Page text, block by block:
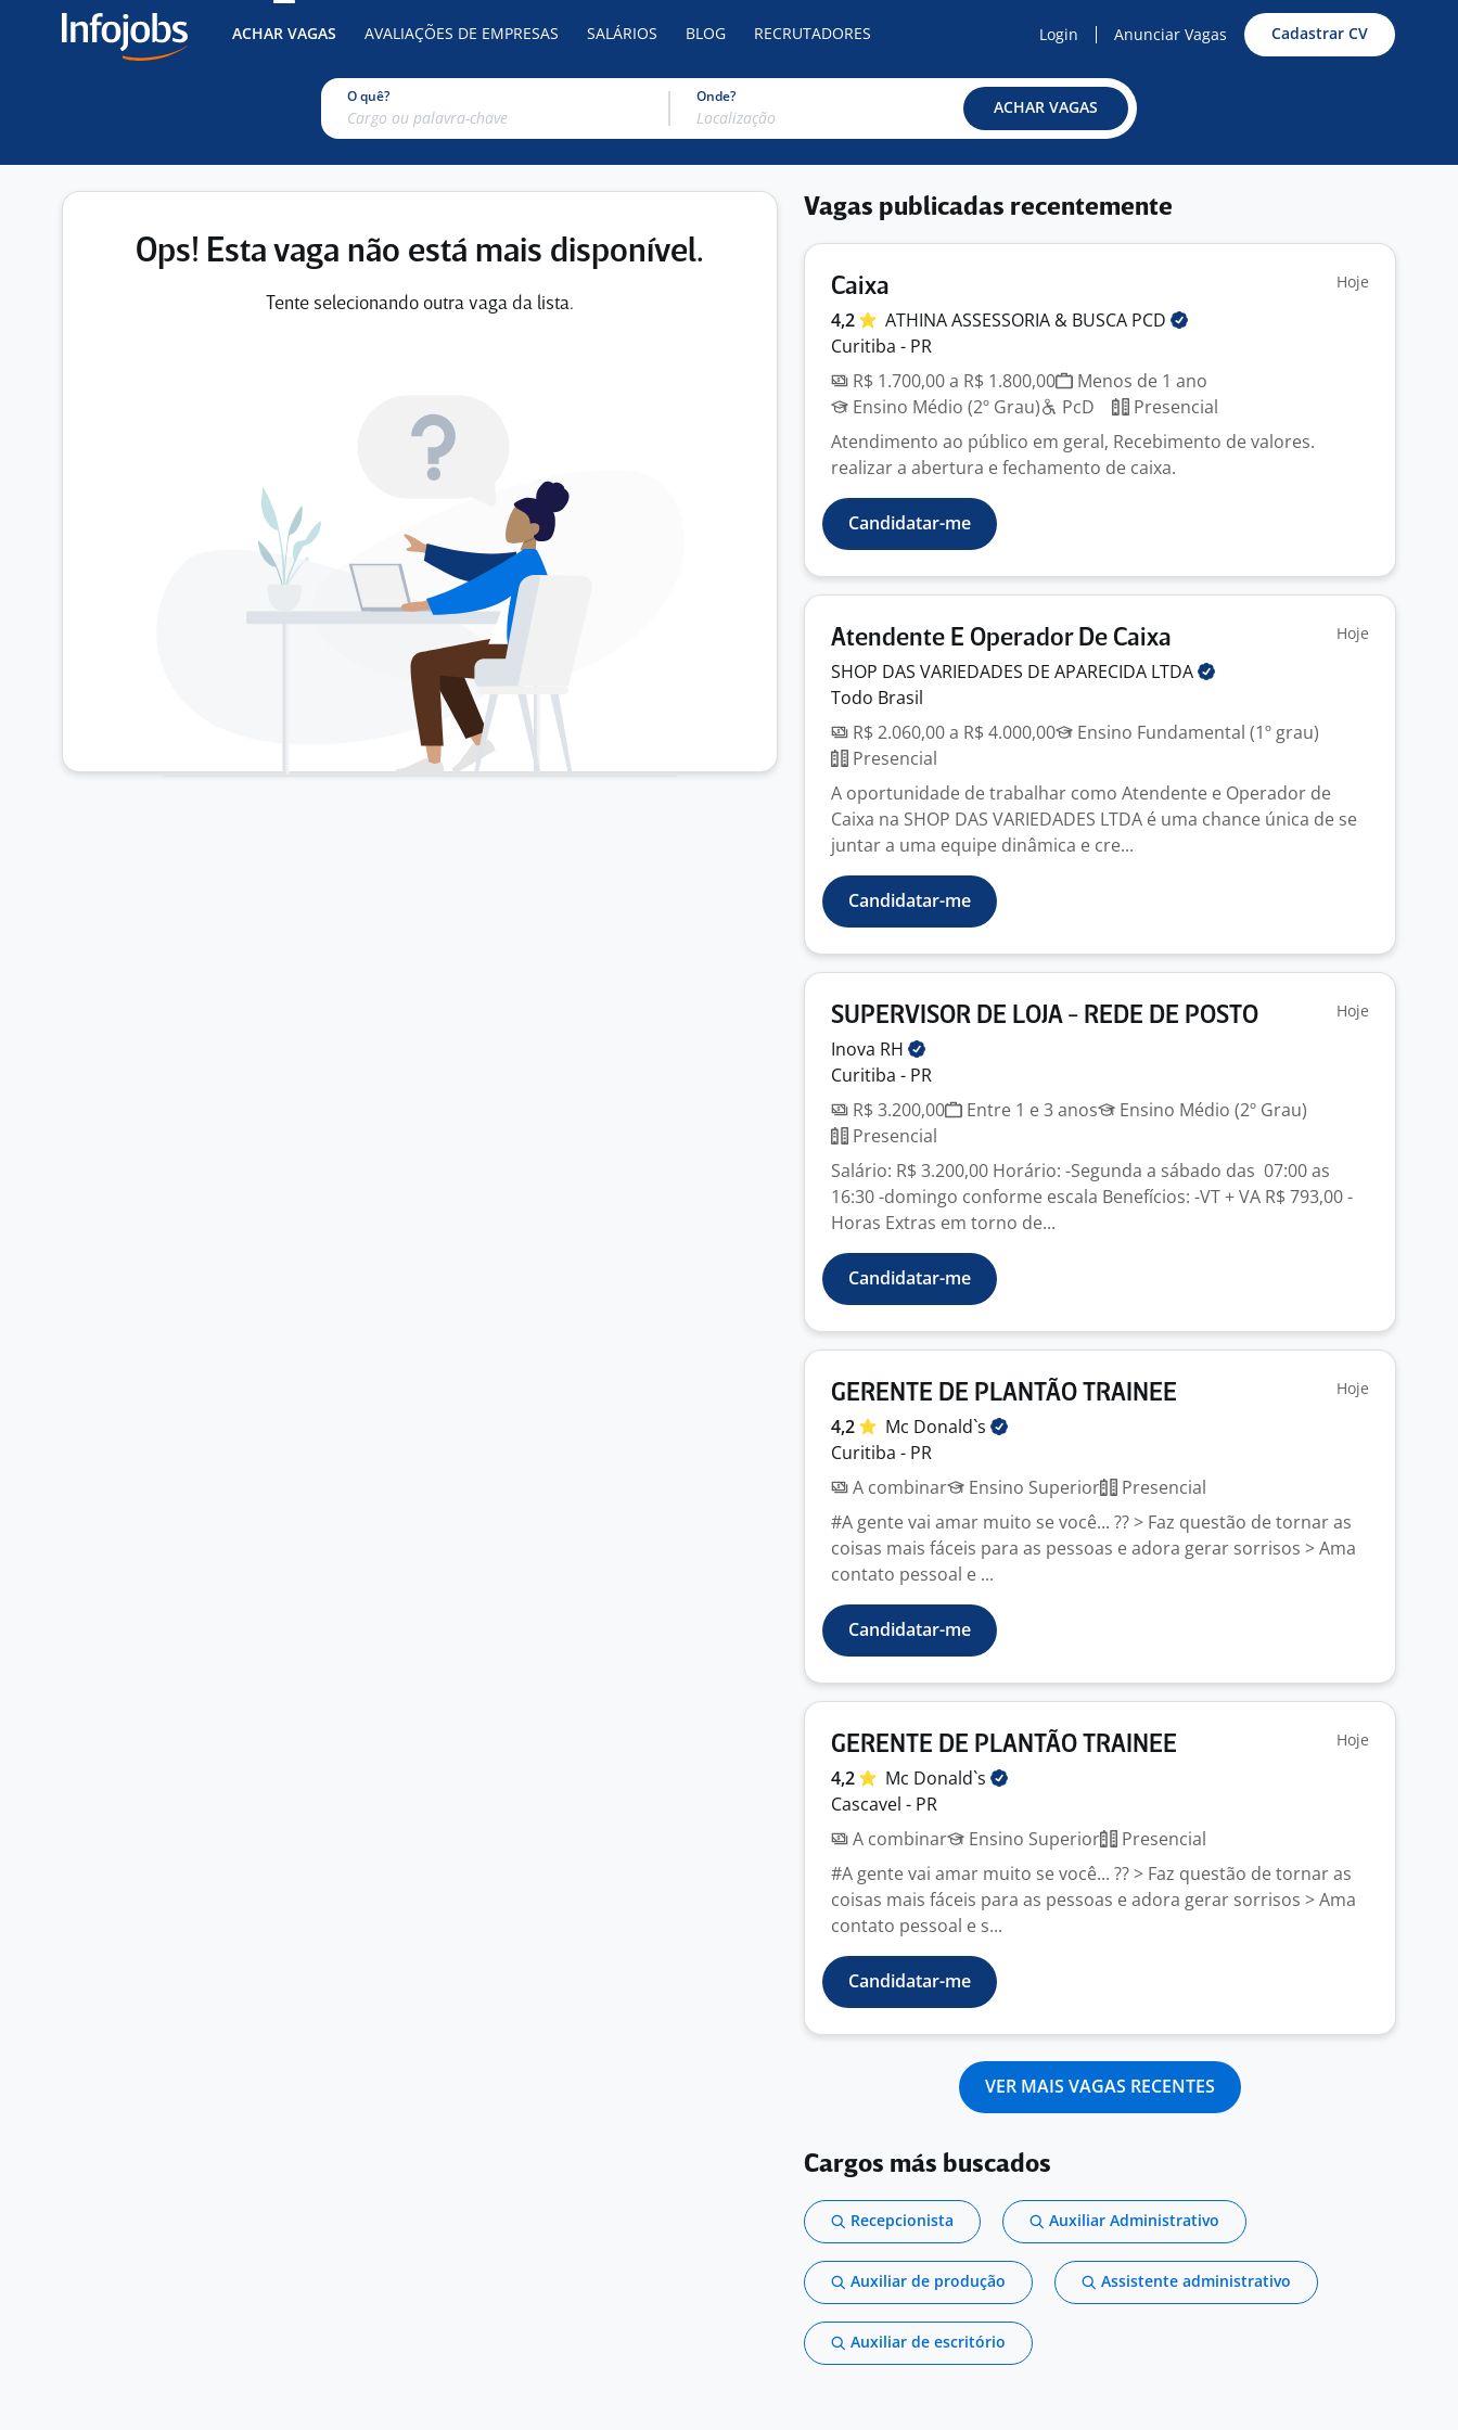
ACHAR VAGAS AVALIAÇÕES DE EMPRESAS SALÁRIOS BLOG RECRUTADORES Login Anunciar Vagas Cadastrar CV
O quê? Onde?
ACHAR VAGAS
Ops! Esta vaga não está mais disponível.
Tente selecionando outra vaga da lista.
Vagas publicadas recentemente
Caixa Hoje
4,2 ATHINA ASSESSORIA & BUSCA PCD
Curitiba - PR
R$ 1.700,00 a R$ 1.800,00
Menos de 1 ano
Ensino Médio (2º Grau)
PcD
Presencial
Atendimento ao público em geral, Recebimento de valores.
realizar a abertura e fechamento de caixa.
Candidatar-me
Atendente E Operador De Caixa Hoje
SHOP DAS VARIEDADES DE APARECIDA LTDA
Todo Brasil
R$ 2.060,00 a R$ 4.000,00
Ensino Fundamental (1º grau)
Presencial
A oportunidade de trabalhar como Atendente e Operador de
Caixa na SHOP DAS VARIEDADES LTDA é uma chance única de se
juntar a uma equipe dinâmica e cre...
Candidatar-me
SUPERVISOR DE LOJA - REDE DE POSTO Hoje
Inova RH
Curitiba - PR
R$ 3.200,00
Entre 1 e 3 anos
Ensino Médio (2º Grau)
Presencial
Salário: R$ 3.200,00 Horário: -Segunda a sábado das 07:00 as
16:30 -domingo conforme escala Benefícios: -VT + VA R$ 793,00 -
Horas Extras em torno de...
Candidatar-me
GERENTE DE PLANTÃO TRAINEE Hoje
4,2 Mc Donald`s
Curitiba - PR
A combinar
Ensino Superior
Presencial
#A gente vai amar muito se você... ?? > Faz questão de tornar as
coisas mais fáceis para as pessoas e adora gerar sorrisos > Ama
contato pessoal e ...
Candidatar-me
GERENTE DE PLANTÃO TRAINEE Hoje
4,2 Mc Donald`s
Cascavel - PR
A combinar
Ensino Superior
Presencial
#A gente vai amar muito se você... ?? > Faz questão de tornar as
coisas mais fáceis para as pessoas e adora gerar sorrisos > Ama
contato pessoal e s...
Candidatar-me
VER MAIS VAGAS RECENTES
Cargos más buscados
Recepcionista Auxiliar Administrativo
Auxiliar de produção Assistente administrativo
Auxiliar de escritório